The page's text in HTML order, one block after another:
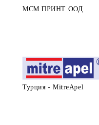
МСМ ПРИНТ ООД
Турция - MitreApel